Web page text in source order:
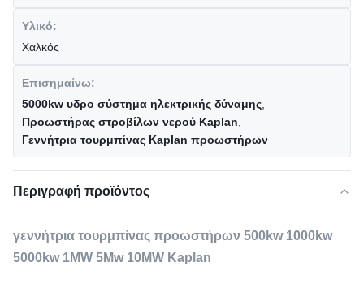
Υλικό:
Χαλκός
Επισημαίνω:
5000kw υδρο σύστημα ηλεκτρικής δύναμης
Προωστήρας στροβίλων νερού Kaplan
Γεννήτρια τουρμπίνας Kaplan προωστήρων
Περιγραφή προϊόντος
γεννήτρια τουρμπίνας προωστήρων 500kw 1000kw
5000kw 1MW 5Mw 10MW Kaplan